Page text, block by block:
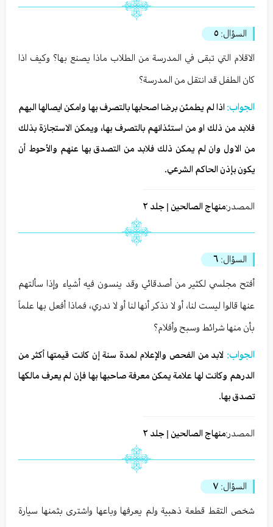
السؤال: ٥
الاقلام التي تبقى في المدرسة من الطلاب ماذا يصنع بها؟ وكيف اذا
كان الطفل قد انتقل من المدرسة؟
الجواب: اذا لم يطمئن برضا اصحابها بالتصرف بها وامكن ايصالها اليهم
فلابد من ذلك او من استئذانهم بالتصرف بها، ويمكن الاستجازة بذلك
من الاول وان لم يمكن ذلك فلابد من التصدق بها عنهم والأحوط أن
يكون بإذن الحاكم الشرعي.
المصدر:منهاج الصالحين | جلد ٢
السؤال: ٦
أفتح مجلسي لكثير من أصدقائي وقد ينسون فيه أشياء وإذا سألتهم
عنها قالوا ليست لنا، أو لا نذكر أنها لنا أو لا ندري، فماذا أفعل بها علماً
بأن منها شرائط وسبح وأفلام؟
الجواب: لابد من الفحص والإعلام لمدة سنة إن كانت قيمتها أكثر من
الدرهم وكانت لها علامة يمكن معرفة صاحبها بها فإن لم يعرف مالكها
تصدق بها.
المصدر:منهاج الصالحين | جلد ٢
السؤال: ٧
شخص التقط قطعة ذهبية ولم يعرفها وباعها واشترى بثمنها سيارة